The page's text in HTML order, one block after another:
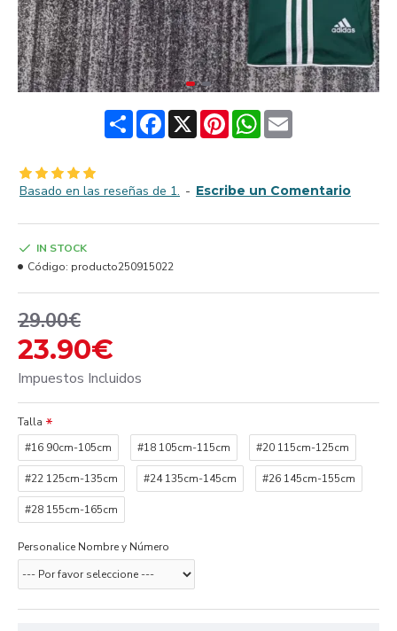
ShareFacebook
X PinterestWhatsApp
Email
Basado en las reseñas de 1. - Escribe un Comentario
23.90€
29.00€
Impuestos Incluidos
IN STOCK
Código: producto250915022
Talla
#16 90cm-105cm
#18 105cm-115cm #20 115cm-125cm
#22 125cm-135cm #24 135cm-145cm #26 145cm-155cm
#28 155cm-165cm
Personalice Nombre y Número